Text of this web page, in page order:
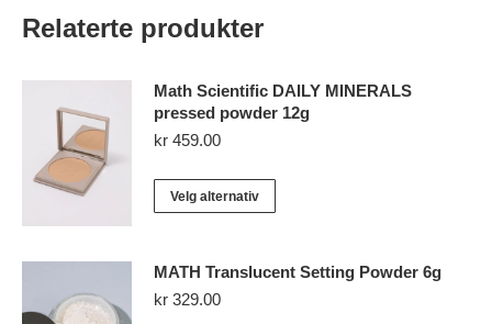
Relaterte produkter
Math Scientific DAILY MINERALS
pressed powder 12g
kr 459.00
Velg alternativ
produktet
flere
MATH Translucent Setting Powder 6g
kr 329.00